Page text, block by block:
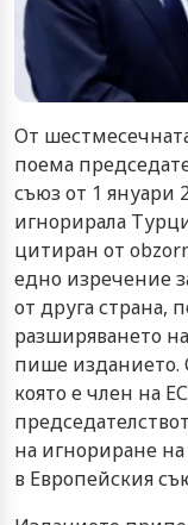
От
поема
съюз от 1 януари
игнорирала
цитиран от
едно изречение
от друга страна,
разширяването
пише изданието.
която е член на
на игнориране
в Европейския